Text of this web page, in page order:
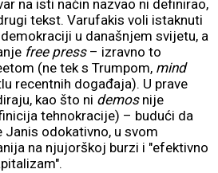
na isti način nazvao ni definirao,
tekst. Varufakis voli istaknuti
u današnjem svijetu, a
free press– izravno to
(ne tek s Trumpom, mind
recentnih događaja). U prave
kao što ni demosnije
tehnokracije) – budući da
Janis odokativno, u svom
na njujorškoj burzi i "efektivno